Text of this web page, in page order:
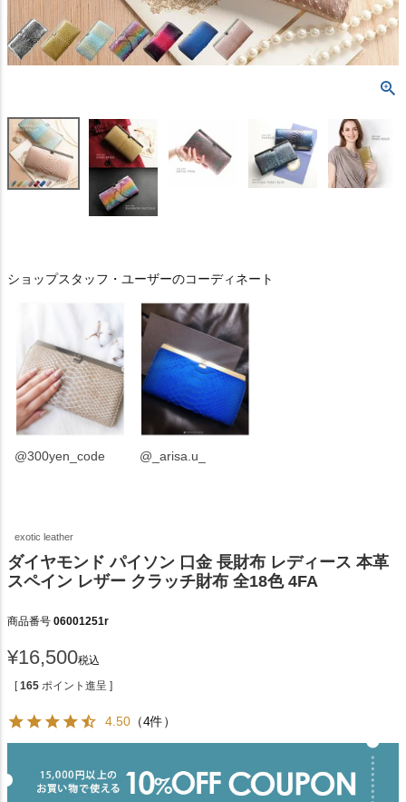
ショップスタッフ・ユーザーのコーディネート
@300yen_code @_arisa.u_
exotic leather
ダイヤモンド パイソン 口金 長財布 レディース 本革
スペイン レザー クラッチ財布 全18色 4FA
商品番号 06001251r
¥16,500税込
[ 165 ポイント進呈 ]
4.50 （4件）